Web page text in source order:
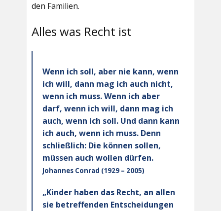
den Familien.
Alles was Recht ist
Wenn ich soll, aber nie kann, wenn
ich will, dann mag ich auch nicht,
wenn ich muss. Wenn ich aber
darf, wenn ich will, dann mag ich
auch, wenn ich soll. Und dann kann
ich auch, wenn ich muss. Denn
schließlich: Die können sollen,
müssen auch wollen dürfen.
Johannes Conrad (1929 – 2005)
„Kinder haben das Recht, an allen
sie betreffenden Entscheidungen